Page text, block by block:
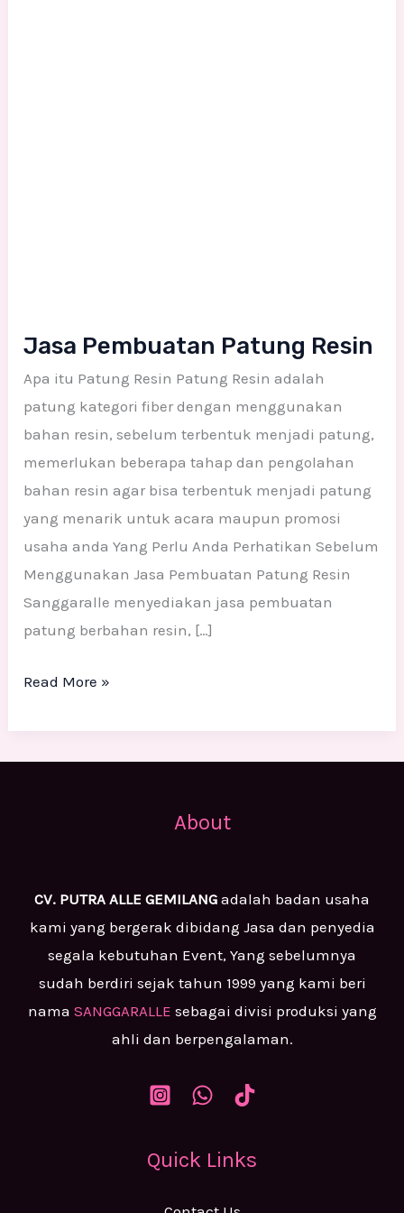
Jasa Pembuatan Patung Resin
Apa itu Patung Resin Patung Resin adalah
patung kategori fiber dengan menggunakan
bahan resin, sebelum terbentuk menjadi patung,
memerlukan beberapa tahap dan pengolahan
bahan resin agar bisa terbentuk menjadi patung
yang menarik untuk acara maupun promosi
usaha anda Yang Perlu Anda Perhatikan Sebelum
Menggunakan Jasa Pembuatan Patung Resin
Sanggaralle menyediakan jasa pembuatan
patung berbahan resin, […]
Read More »
About
CV. PUTRA ALLE GEMILANG adalah badan usaha
kami yang bergerak dibidang Jasa dan penyedia
segala kebutuhan Event, Yang sebelumnya
sudah berdiri sejak tahun 1999 yang kami beri
nama SANGGARALLE sebagai divisi produksi yang
ahli dan berpengalaman.
Quick Links